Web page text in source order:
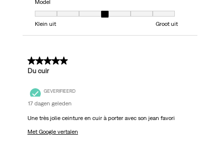
Model
Model, 4 van 7, waarbij 1 gelijk is aan Klein uit en 7 gelijk is aan Groot uit
Klein uit
Groot uit
5 van 5 sterren.
Du cuir
GEVERIFIEERD
17 dagen geleden
Une très jolie ceinture en cuir à porter avec son jean favori
Met Google vertalen